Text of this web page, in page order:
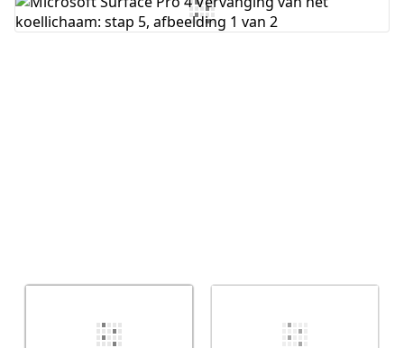
Voeg opmerking toe